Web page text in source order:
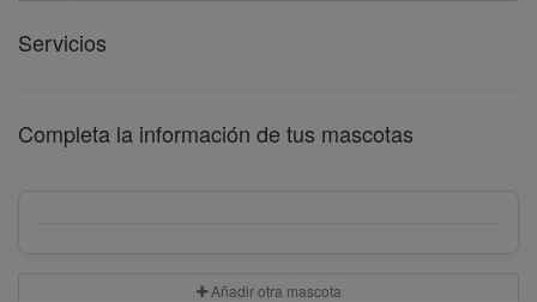
Servicios
Completa la información de tus mascotas
Añadir otra mascota